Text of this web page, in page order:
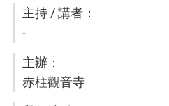
-
赤柱觀音寺